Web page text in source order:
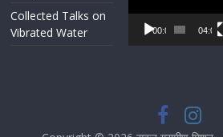
Collected Talks on
Vibrated Water
Player
00:00 04:07